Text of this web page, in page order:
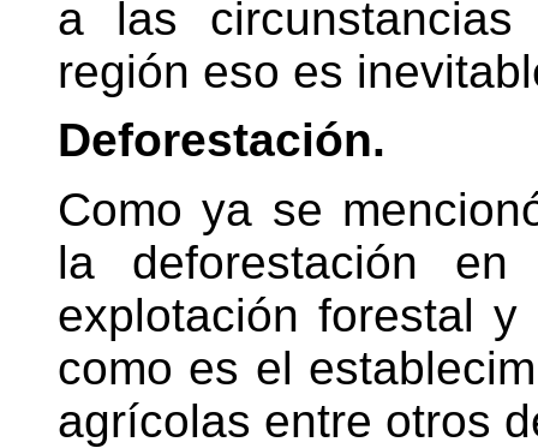
a las circunstancias
región eso es
Deforestación.
Como ya se
la deforestación
explotación forestal
como es el
agrícolas entre otros